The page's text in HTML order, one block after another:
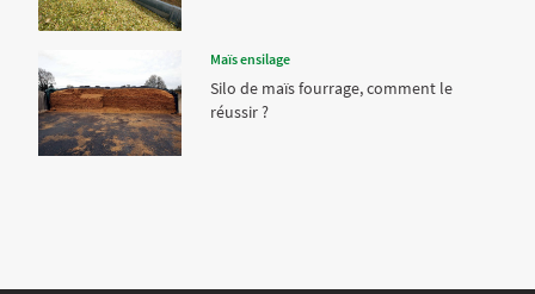
Maïs ensilage
Silo de maïs fourrage, comment le
réussir ?